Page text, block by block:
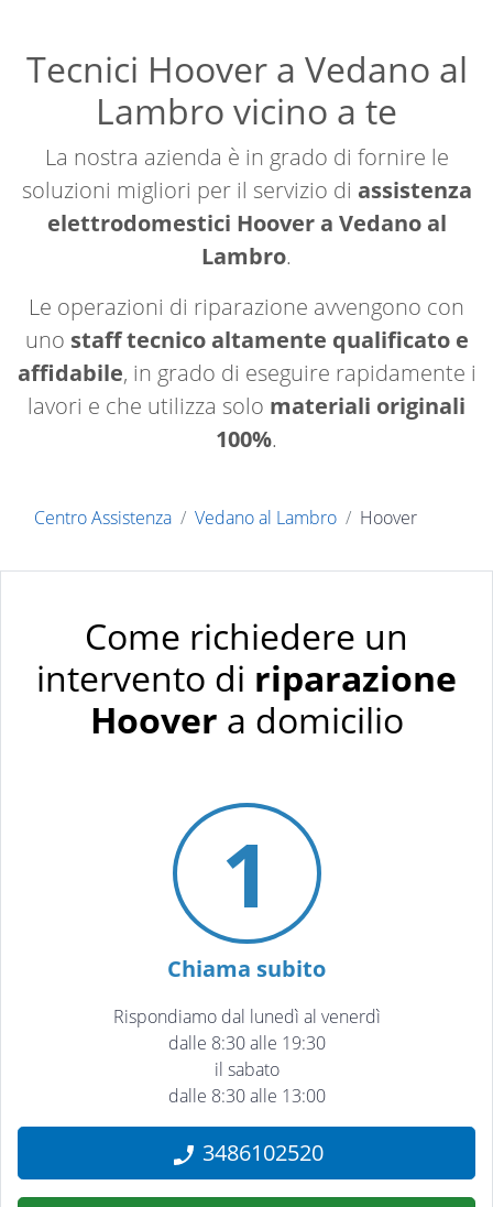
Tecnici Hoover a Vedano al
Lambro vicino a te
La nostra azienda è in grado di fornire le
soluzioni migliori per il servizio di assistenza
elettrodomestici Hoover a Vedano al
Lambro.
Le operazioni di riparazione avvengono con
uno staff tecnico altamente qualificato e
affidabile, in grado di eseguire rapidamente i
lavori e che utilizza solo materiali originali
100%.
Centro Assistenza Vedano al Lambro Hoover
Come richiedere un
intervento di riparazione
Hoover a domicilio
1
Chiama subito
Rispondiamo dal lunedì al venerdì
dalle 8:30 alle 19:30
il sabato
dalle 8:30 alle 13:00
3486102520